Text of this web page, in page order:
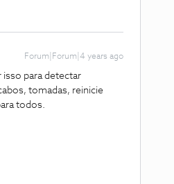
Forum|Forum|4 years ago
isso para detectar
tomadas, reinicie
todos.